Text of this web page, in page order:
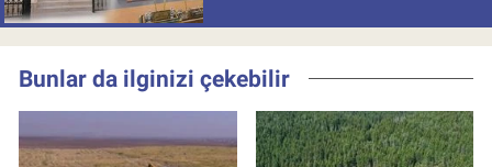
Bunlar da ilginizi çekebilir